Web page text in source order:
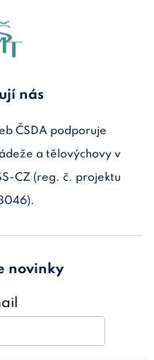
nás
ČSDA podporuje
a tělovýchovy v
CZ (reg. č. projektu
novinky